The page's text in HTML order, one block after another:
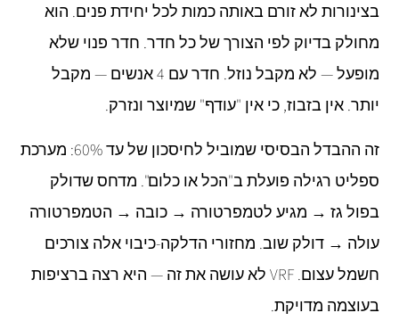
בצינורות לא זורם באותה כמות לכל יחידת פנים. הוא
מחולק בדיוק לפי הצורך של כל חדר. חדר פנוי שלא
מופעל — לא מקבל נוזל. חדר עם 4 אנשים — מקבל
יותר. אין בזבוז, כי אין "עודף" שמיוצר ונזרק.
זה ההבדל הבסיסי שמוביל לחיסכון של עד 60%: מערכת
ספליט רגילה פועלת ב"הכל או כלום". מדחס שדולק
בפול גז → מגיע לטמפרטורה → כובה → הטמפרטורה
עולה → דולק שוב. מחזורי הדלקה-כיבוי אלה צורכים
חשמל עצום. VRF לא עושה את זה — היא רצה ברציפות
בעוצמה מדויקת.